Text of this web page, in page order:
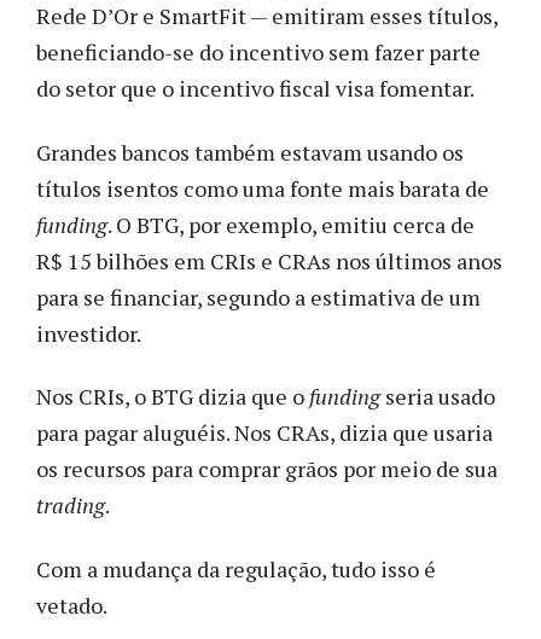
Rede D’Or e SmartFit — emitiram esses títulos,
beneficiando-se do incentivo sem fazer parte
do setor que o incentivo fiscal visa fomentar.
Grandes bancos também estavam usando os
títulos isentos como uma fonte mais barata de
funding. O BTG, por exemplo, emitiu cerca de
R$ 15 bilhões em CRIs e CRAs nos últimos anos
para se financiar, segundo a estimativa de um
investidor.
Nos CRIs, o BTG dizia que o fundingseria usado
para pagar aluguéis. Nos CRAs, dizia que usaria
os recursos para comprar grãos por meio de sua
trading.
Com a mudança da regulação, tudo isso é
vetado.